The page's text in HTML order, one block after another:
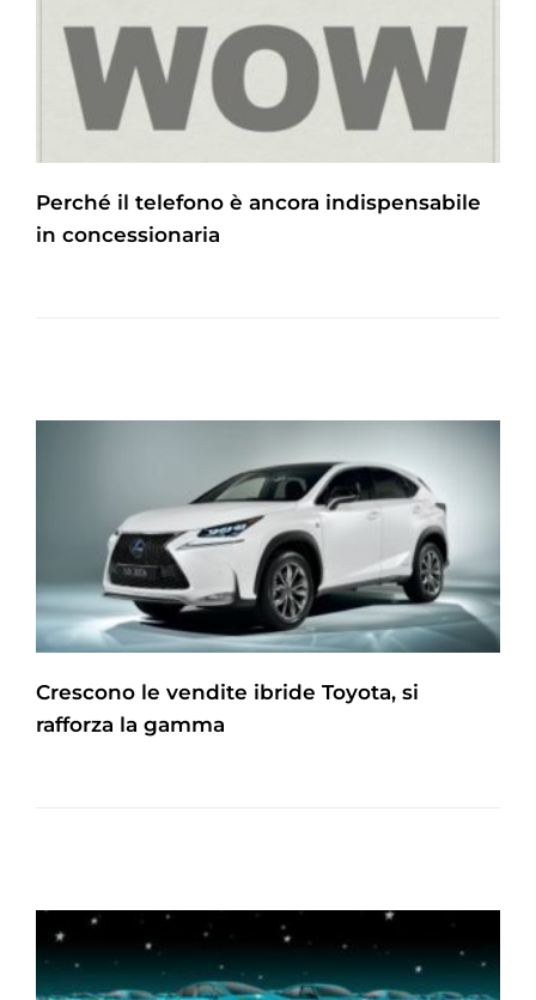
Perché il telefono è ancora indispensabile
in concessionaria
Crescono le vendite ibride Toyota, si
rafforza la gamma